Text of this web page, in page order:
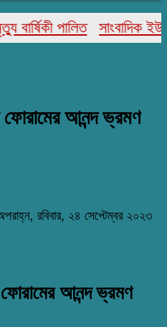
পালিত সাংবাদিক
ফোরামের আনন্দ ভ্রমণ
রবিবার, ২৪ সেপ্টেম্বর ২০২৩
ফোরামের আনন্দ ভ্রমণ